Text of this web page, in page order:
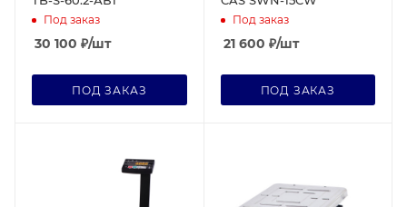
Под заказ
30 100 ₽/шт
ПОД ЗАКАЗ
Под заказ
21 600 ₽/шт
ПОД ЗАКАЗ